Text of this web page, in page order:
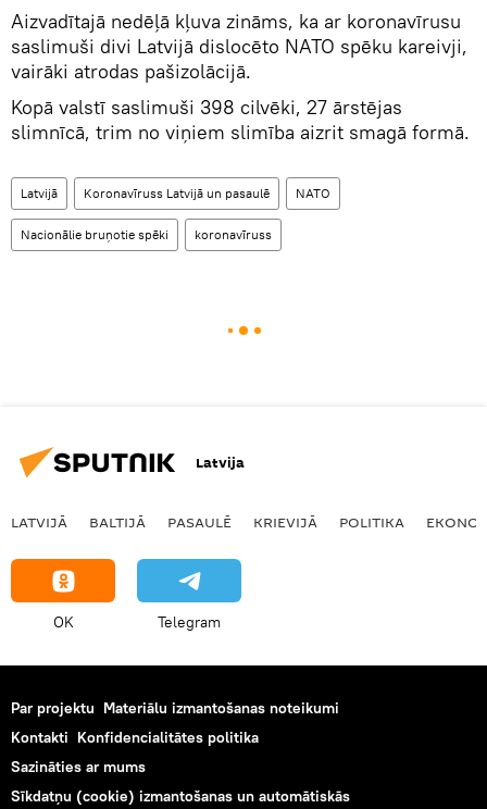
Aizvadītajā nedēļā kļuva zināms, ka ar koronavīrusu
saslimuši divi Latvijā dislocēto NATO spēku kareivji,
vairāki atrodas pašizolācijā.
Kopā valstī saslimuši 398 cilvēki, 27 ārstējas
slimnīcā, trim no viņiem slimība aizrit smagā formā.
Latvijā Koronavīruss Latvijā un pasaulē NATO
Nacionālie bruņotie spēki koronavīruss
Latvija
LATVIJĀ BALTIJĀ PASAULĒ KRIEVIJĀ POLITIKA
OK Telegram
Par projektu Materiālu izmantošanas noteikumi
Kontakti Konfidencialitātes politika
Sazināties ar mums
Sīkdatņu (cookie) izmantošanas un automātiskās